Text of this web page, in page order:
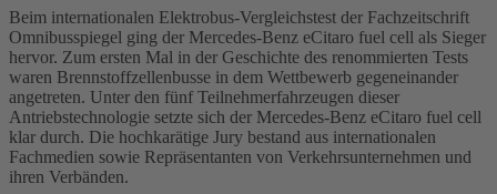
Beim internationalen Elektrobus‑Vergleichstest der Fachzeitschrift
Omnibusspiegel ging der Mercedes‑Benz eCitaro fuel cell als Sieger
hervor. Zum ersten Mal in der Geschichte des renommierten Tests
waren Brennstoffzellenbusse in dem Wettbewerb gegeneinander
angetreten. Unter den fünf Teilnehmerfahrzeugen dieser
Antriebstechnologie setzte sich der Mercedes‑Benz eCitaro fuel cell
klar durch. Die hochkarätige Jury bestand aus internationalen
Fachmedien sowie Repräsentanten von Verkehrsunternehmen und
ihren Verbänden.